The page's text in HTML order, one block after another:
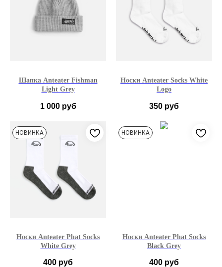
Шапка Anteater Fishman
Light Grey
1 000 руб
Носки Anteater Socks White
Logo
350 руб
M - 38-41 L – 42-45
НОВИНКА
Носки Anteater Phat Socks
White Grey
400 руб
НОВИНКА
Носки Anteater Phat Socks
Black Grey
400 руб